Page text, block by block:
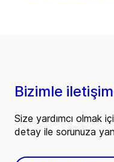
Bizimle
Size yardımcı olmak
detay ile sorunuza